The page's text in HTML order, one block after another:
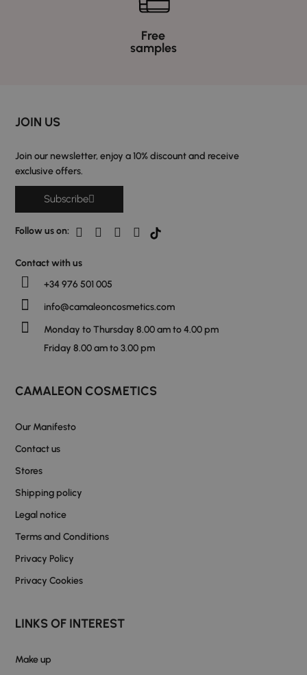
Free
samples
JOIN US
Join our newsletter, enjoy a 10% discount and receive
exclusive offers.
Subscribe
Follow us on:
Contact with us
+34 976 501 005
info@camaleoncosmetics.com
Monday to Thursday 8.00 am to 4.00 pm
Friday 8.00 am to 3.00 pm
CAMALEON COSMETICS
Our Manifesto
Contact us
Stores
Shipping policy
Legal notice
Terms and Conditions
Privacy Policy
Privacy Cookies
LINKS OF INTEREST
Make up